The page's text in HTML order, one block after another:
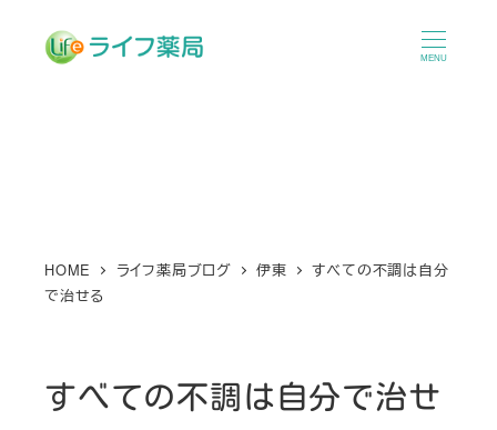
MENU
HOME ライフ薬局ブログ 伊東
すべての不調は自分
で治せる
すべての不調は自分で治せ